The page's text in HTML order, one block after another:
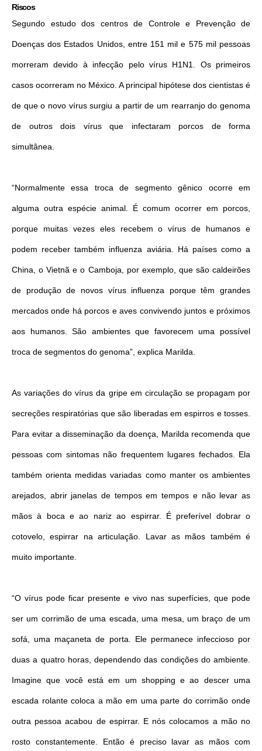
Riscos
Segundo estudo dos centros de Controle e Prevenção de
Doenças dos Estados Unidos, entre 151 mil e 575 mil pessoas
morreram devido à infecção pelo vírus H1N1. Os primeiros
casos ocorreram no México. A principal hipótese dos cientistas é
de que o novo vírus surgiu a partir de um rearranjo do genoma
de outros dois vírus que infectaram porcos de forma
simultânea.
“Normalmente essa troca de segmento gênico ocorre em
alguma outra espécie animal. É comum ocorrer em porcos,
porque muitas vezes eles recebem o vírus de humanos e
podem receber também influenza aviária. Há países como a
China, o Vietnã e o Camboja, por exemplo, que são caldeirões
de produção de novos vírus influenza porque têm grandes
mercados onde há porcos e aves convivendo juntos e próximos
aos humanos. São ambientes que favorecem uma possível
troca de segmentos do genoma”, explica Marilda.
As variações do vírus da gripe em circulação se propagam por
secreções respiratórias que são liberadas em espirros e tosses.
Para evitar a disseminação da doença, Marilda recomenda que
pessoas com sintomas não frequentem lugares fechados. Ela
também orienta medidas variadas como manter os ambientes
arejados, abrir janelas de tempos em tempos e não levar as
mãos à boca e ao nariz ao espirrar. É preferível dobrar o
cotovelo, espirrar na articulação. Lavar as mãos também é
muito importante.
“O vírus pode ficar presente e vivo nas superfícies, que pode
ser um corrimão de uma escada, uma mesa, um braço de um
sofá, uma maçaneta de porta. Ele permanece infeccioso por
duas a quatro horas, dependendo das condições do ambiente.
Imagine que você está em um shopping e ao descer uma
escada rolante coloca a mão em uma parte do corrimão onde
outra pessoa acabou de espirrar. E nós colocamos a mão no
rosto constantemente. Então é preciso lavar as mãos com